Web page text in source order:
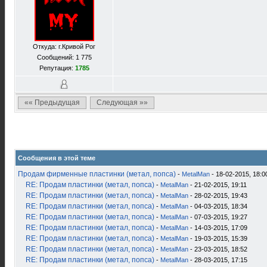
Откуда: г.Кривой Рог
Сообщений: 1 775
Репутация: 1785
«« Предыдущая Следующая »»
Сообщения в этой теме
Продам фирменные пластинки (метал, попса) - MetalMan - 18-02-2015,
RE: Продам пластинки (метал, попса) - MetalMan - 21-02-2015, 19:11
RE: Продам пластинки (метал, попса) - MetalMan - 28-02-2015, 19:43
RE: Продам пластинки (метал, попса) - MetalMan - 04-03-2015, 18:34
RE: Продам пластинки (метал, попса) - MetalMan - 07-03-2015, 19:27
RE: Продам пластинки (метал, попса) - MetalMan - 14-03-2015, 17:09
RE: Продам пластинки (метал, попса) - MetalMan - 19-03-2015, 15:39
RE: Продам пластинки (метал, попса) - MetalMan - 23-03-2015, 18:52
RE: Продам пластинки (метал, попса) - MetalMan - 28-03-2015, 17:15